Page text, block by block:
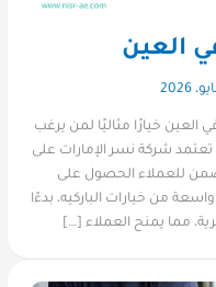
العين
العين خيارًا مثاليًا لمن يرغب
شركة نسر الإمارات على
للعملاء الحصول على
من خيارات الباركيه، بدءًا
مما يمنح العملاء […]